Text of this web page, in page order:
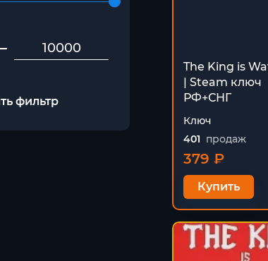
фильтр
The King is
| Steam ключ
РФ+СНГ
Ключ
401 продаж
379 ₽
Купить